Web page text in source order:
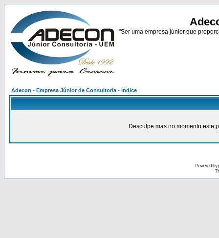
"Ser uma empresa júnior que
Adecon - Empresa Júnior de Consultoria - Índice
Desculpe mas no momento este
Powered by